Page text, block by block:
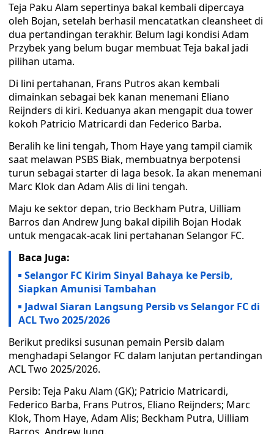
Teja Paku Alam sepertinya bakal kembali dipercaya
oleh Bojan, setelah berhasil mencatatkan cleansheet di
dua pertandingan terakhir. Belum lagi kondisi Adam
Przybek yang belum bugar membuat Teja bakal jadi
pilihan utama.
Di lini pertahanan, Frans Putros akan kembali
dimainkan sebagai bek kanan menemani Eliano
Reijnders di kiri. Keduanya akan mengapit dua tower
kokoh Patricio Matricardi dan Federico Barba.
Beralih ke lini tengah, Thom Haye yang tampil ciamik
saat melawan PSBS Biak, membuatnya berpotensi
turun sebagai starter di laga besok. Ia akan menemani
Marc Klok dan Adam Alis di lini tengah.
Maju ke sektor depan, trio Beckham Putra, Uilliam
Barros dan Andrew Jung bakal dipilih Bojan Hodak
untuk mengacak-acak lini pertahanan Selangor FC.
Baca Juga:
Selangor FC Kirim Sinyal Bahaya ke Persib,
Siapkan Amunisi Tambahan
Jadwal Siaran Langsung Persib vs Selangor FC di
ACL Two 2025/2026
Berikut prediksi susunan pemain Persib dalam
menghadapi Selangor FC dalam lanjutan pertandingan
ACL Two 2025/2026.
Persib: Teja Paku Alam (GK); Patricio Matricardi,
Federico Barba, Frans Putros, Eliano Reijnders; Marc
Klok, Thom Haye, Adam Alis; Beckham Putra, Uilliam